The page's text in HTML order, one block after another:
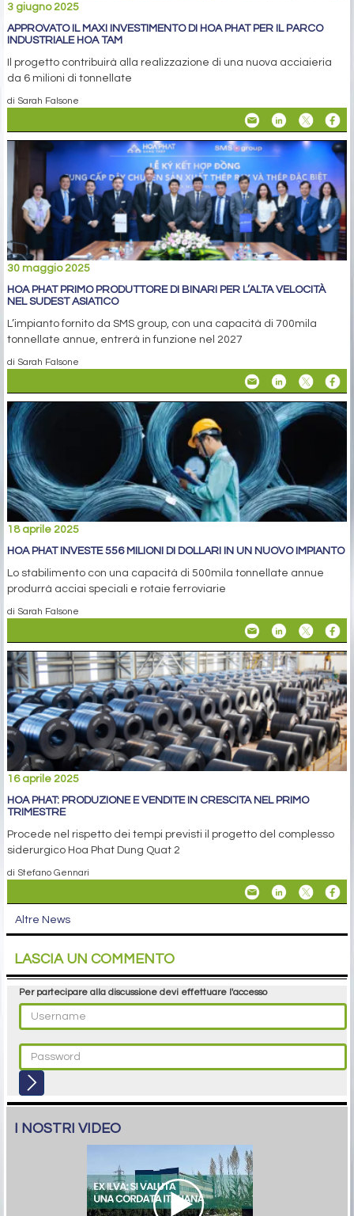
3 giugno 2025
APPROVATO IL MAXI INVESTIMENTO DI HOA PHAT PER IL PARCO
INDUSTRIALE HOA TAM
Il progetto contribuirà alla realizzazione di una nuova acciaieria
da 6 milioni di tonnellate
di Sarah Falsone
30 maggio 2025
HOA PHAT PRIMO PRODUTTORE DI BINARI PER L’ALTA VELOCITÀ
NEL SUDEST ASIATICO
L’impianto fornito da SMS group, con una capacità di 700mila
tonnellate annue, entrerà in funzione nel 2027
di Sarah Falsone
18 aprile 2025
HOA PHAT INVESTE 556 MILIONI DI DOLLARI IN UN NUOVO IMPIANTO
Lo stabilimento con una capacità di 500mila tonnellate annue
produrrà acciai speciali e rotaie ferroviarie
di Sarah Falsone
16 aprile 2025
HOA PHAT: PRODUZIONE E VENDITE IN CRESCITA NEL PRIMO
TRIMESTRE
Procede nel rispetto dei tempi previsti il progetto del complesso
siderurgico Hoa Phat Dung Quat 2
di Stefano Gennari
Altre News
LASCIA UN COMMENTO
Per partecipare alla discussione devi effettuare l'accesso
I NOSTRI VIDEO